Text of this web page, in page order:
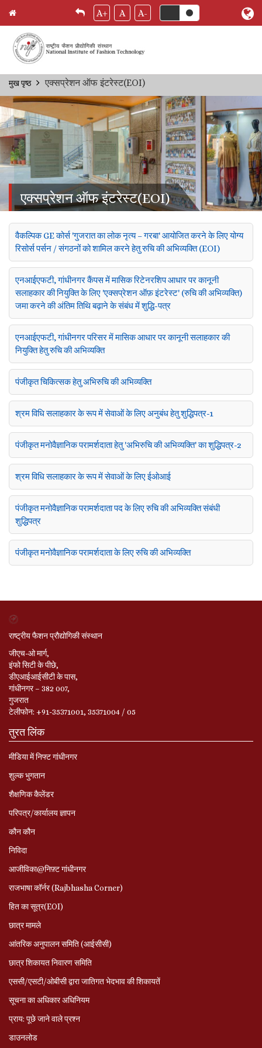
Skip
main
content
A+ A A-
Breadcrumb
मुख पृष्ठ एक्सप्रेशन ऑफ इंटरेस्ट(EOI)
एक्सप्रेशन ऑफ इंटरेस्ट(EOI)
वैकल्पिक GE कोर्स 'गुजरात का लोक नृत्य – गरबा' आयोजित करने के लिए योग्य
रिसोर्स पर्सन / संगठनों को शामिल करने हेतु रुचि की अभिव्यक्ति (EOI)
एनआईएफटी, गांधीनगर कैंपस में मासिक रिटेनरशिप आधार पर कानूनी
सलाहकार की नियुक्ति के लिए 'एक्सप्रेशन ऑफ़ इंटरेस्ट' (रुचि की अभिव्यक्ति)
जमा करने की अंतिम तिथि बढ़ाने के संबंध में शुद्धि-पत्र
एनआईएफटी, गांधीनगर परिसर में मासिक आधार पर कानूनी सलाहकार की
नियुक्ति हेतु रुचि की अभिव्यक्ति
पंजीकृत चिकित्सक हेतु अभिरुचि की अभिव्यक्ति
श्रम विधि सलाहकार के रूप में सेवाओं के लिए अनुबंध हेतु शुद्धिपत्र-1
पंजीकृत मनोवैज्ञानिक परामर्शदाता हेतु 'अभिरुचि की अभिव्यक्ति' का शुद्धिपत्र-2
श्रम विधि सलाहकार के रूप में सेवाओं के लिए ईओआई
पंजीकृत मनोवैज्ञानिक परामर्शदाता पद के लिए रुचि की अभिव्यक्ति संबंधी
शुद्धिपत्र
पंजीकृत मनोवैज्ञानिक परामर्शदाता के लिए रुचि की अभिव्यक्ति
राष्ट्रीय फैशन प्रौद्योगिकी संस्थान
जीएच-ओ मार्ग,
इंफो सिटी के पीछे,
डीएआईआईसीटी के पास,
गांधीनगर – 382 007,
गुजरात
टेलीफोन: +91-35371001, 35371004 / 05
तुरत लिंक
मीडिया में निफ्ट गांधीनगर
शुल्क भुगतान
शैक्षणिक कैलेंडर
परिपत्र/कार्यालय ज्ञापन
कौन कौन
निविदा
आजीविका@निफ़्ट गांधीनगर
राजभाषा कॉर्नर (Rajbhasha Corner)
हित का सूत्र(EOI)
छात्र मामले
आंतरिक अनुपालन समिति (आईसीसी)
छात्र शिकायत निवारण समिति
एससी/एसटी/ओबीसी द्वारा जातिगत भेदभाव की शिकायतें
सूचना का अधिकार अधिनियम
प्राय: पूछे जाने वाले प्रश्‍न
डाउनलोड